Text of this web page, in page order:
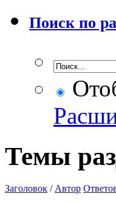
Поиск по
Темы
Заголовок / Автор